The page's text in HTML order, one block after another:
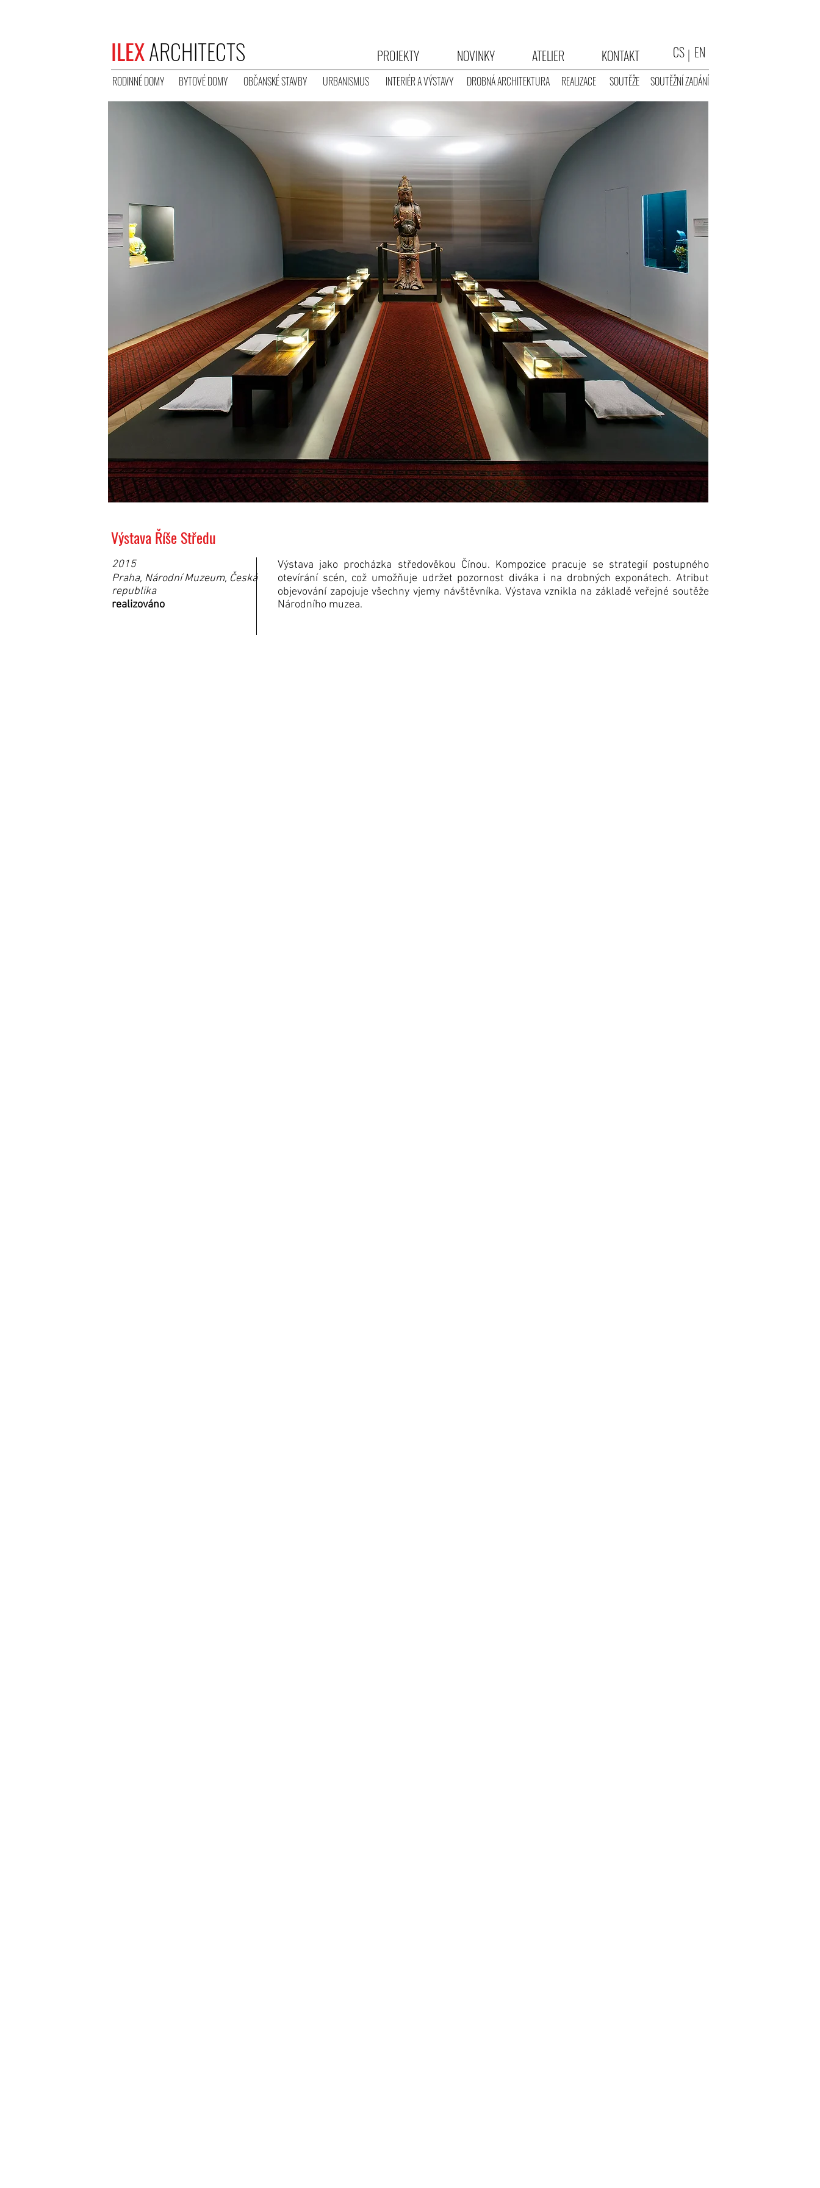
PROJEKTY NOVINKY ATELIER KONTAKT
RODINNÉ DOMY BYTOVÉ DOMY OBČANSKÉ STAVBY URBANISMUS INTERIÉR A VÝSTAVY DROBNÁ ARCHITEKTURA REALIZACE SOUTĚŽE SOUTĚŽNÍ ZADÁNÍ
Výstava Říše Středu
2015
realizováno
Výstava jako procházka středověkou Čínou. Kompozice pracuje se strategií postupného
otevírání scén, což umožňuje udržet pozornost diváka i na drobných exponátech. Atribut
objevování zapojuje všechny vjemy návštěvníka. Výstava vznikla na základě veřejné soutěže
Národního muzea.
Praha, Národní Muzeum, Česká
republika
ILEXARCHITECTS EN
CS